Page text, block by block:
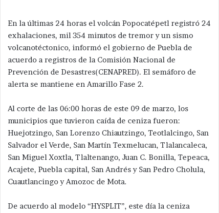
En la últimas 24 horas el volcán Popocatépetl registró 24
exhalaciones, mil 354 minutos de tremor y un sismo
volcanotéctonico, informó el gobierno de Puebla de
acuerdo a registros de la Comisión Nacional de
Prevención de Desastres(CENAPRED). El semáforo de
alerta se mantiene en Amarillo Fase 2.
Al corte de las 06:00 horas de este 09 de marzo, los
municipios que tuvieron caída de ceniza fueron:
Huejotzingo, San Lorenzo Chiautzingo, Teotlalcingo, San
Salvador el Verde, San Martín Texmelucan, Tlalancaleca,
San Miguel Xoxtla, Tlaltenango, Juan C. Bonilla, Tepeaca,
Acajete, Puebla capital, San Andrés y San Pedro Cholula,
Cuautlancingo y Amozoc de Mota.
De acuerdo al modelo “HYSPLIT”, este día la ceniza